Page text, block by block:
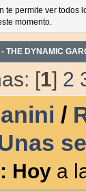
te permite ver todos
momento.
THE DYNAMIC
[1] 2
/
Hoya